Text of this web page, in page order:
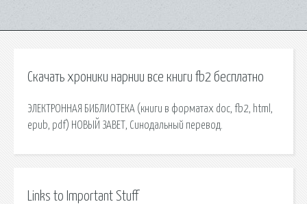
Скачать хроники нарнии все книги fb2 бесплатно
ЭЛЕКТРОННАЯ БИБЛИОТЕКА (книги в форматах doc, fb2, html,
epub, pdf) НОВЫЙ ЗАВЕТ, Синодальный перевод.
Links to Important Stuff